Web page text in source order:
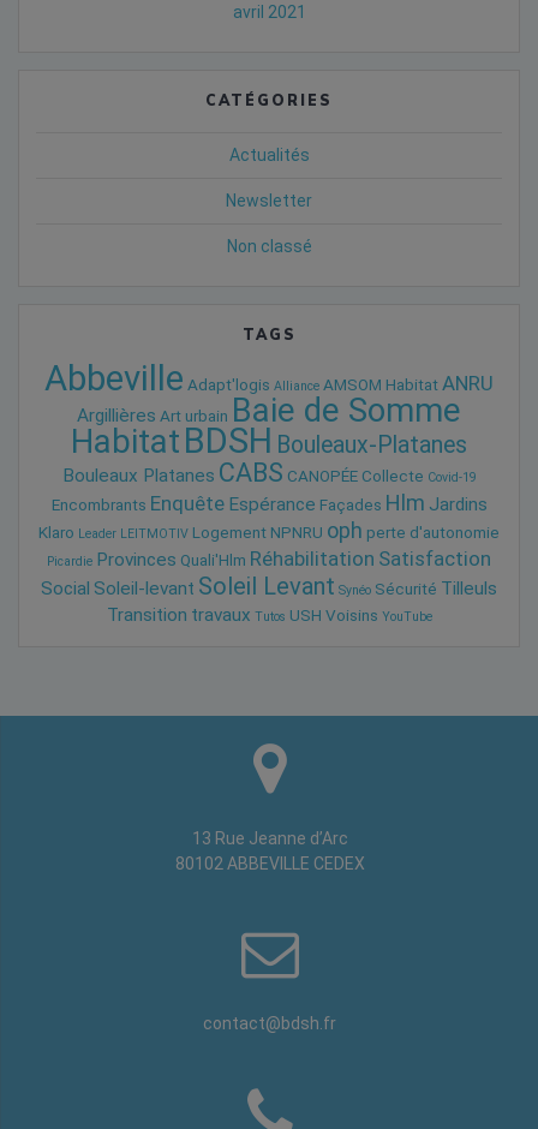
avril 2021
CATÉGORIES
Actualités
Newsletter
Non classé
TAGS
Abbeville Adapt'logis Alliance AMSOM HabitatANRU
Argillières Art urbain Baie de Somme
HabitatBDSH Bouleaux-Platanes
Bouleaux Platanes CABS CANOPÉE Collecte Covid-19
Encombrants Enquête Espérance Façades Hlm Jardins
Klaro Leader LEITMOTIV Logement NPNRU oph perte d'autonomie
Picardie Provinces Quali'Hlm Réhabilitation Satisfaction
Social Soleil-levant Soleil Levant Synéo Sécurité Tilleuls
Transition travaux Tutos USH Voisins YouTube
13 Rue Jeanne d’Arc
80102 ABBEVILLE CEDEX
contact@bdsh.fr